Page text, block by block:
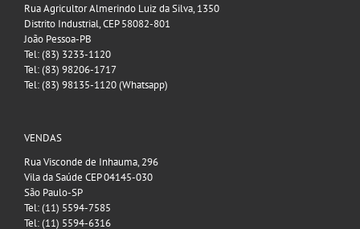
Rua Agricultor Almerindo Luiz da Silva, 1350
Distrito Industrial, CEP 58082-801
João Pessoa-PB
Tel: (83) 3233-1120
Tel: (83) 98206-1717
Tel: (83) 98135-1120 (Whatsapp)
VENDAS
Rua Visconde de Inhauma, 296
Vila da Saúde CEP 04145-030
São Paulo-SP
Tel: (11) 5594-7585
Tel: (11) 5594-6316